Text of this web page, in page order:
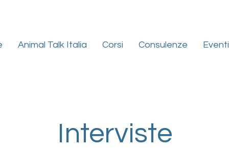
Animal Talk Italia Corsi Consulenze Eventi
Interviste